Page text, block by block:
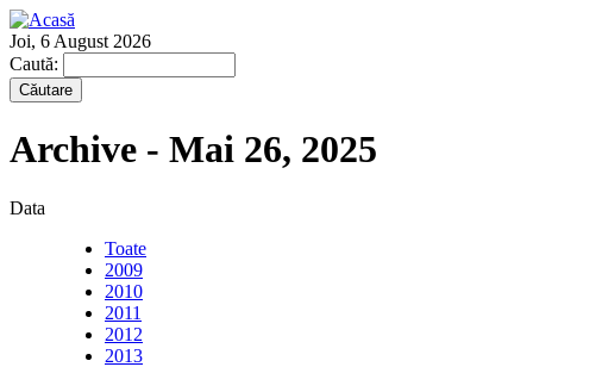
Joi, 6 August 2026
Caută:
Archive - Mai 26, 2025
Data
Toate
2009
2010
2011
2012
2013